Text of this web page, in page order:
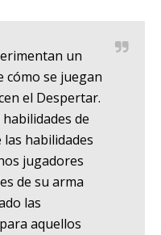
un
cómo se juegan
el Despertar.
de
habilidades
jugadores
de su arma
las
aquellos